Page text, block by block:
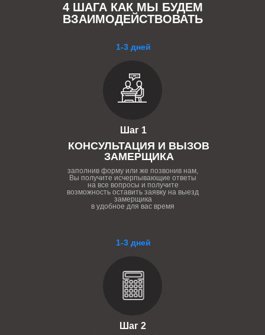
4 ШАГА КАК МЫ БУДЕМ
ВЗАИМОДЕЙСТВОВАТЬ
1-3 дней
Шаг 2
1-3 дней
Шаг 1
КОНСУЛЬТАЦИЯ И ВЫЗОВ
ЗАМЕРЩИКА
заполнив форму или же позвонив нам,
Вы получите исчерпывающие ответы
на все вопросы и получите
возможность оставить заявку на выезд
замерщика
в удобное для вас время